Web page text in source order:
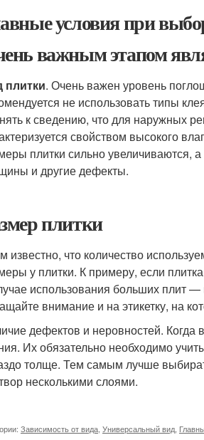
условия при
важным этапом
плитки. Очень важен уровень
не использовать типы
к сведению, что для наружных
свойством высокого
плитки сильно увеличиваются,
и другие дефекты.
плитки
известно, что количество
у плитки. К примеру, если
использования больших плит —
внимание и на этикетку, на
дефектов и неровностей. Когда
Их обязательно необходимо
толще. Тем самым лучше
несколькими слоями.
Зависимость от вида Универсальный вид